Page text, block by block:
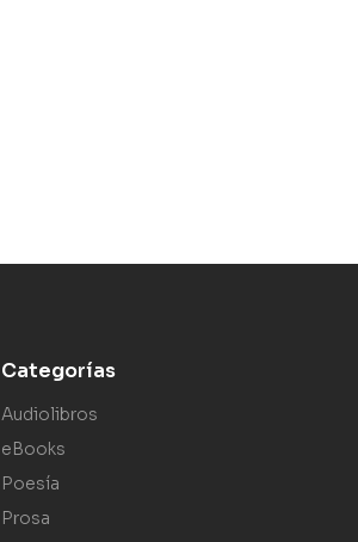
Categorías
Audiolibros
eBooks
Poesía
Prosa